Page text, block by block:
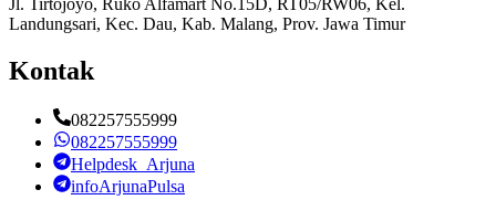
Jl. Tirtojoyo, Ruko Alfamart No.15D, RT05/RW06, Kel.
Landungsari, Kec. Dau, Kab. Malang, Prov. Jawa Timur
Kontak
082257555999
082257555999
Helpdesk_Arjuna
infoArjunaPulsa